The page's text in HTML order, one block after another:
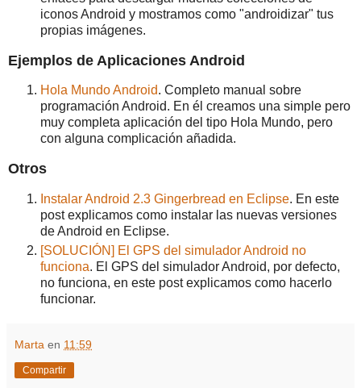
iconos Android y mostramos como "androidizar" tus
propias imágenes.
Ejemplos de Aplicaciones Android
Hola Mundo Android. Completo manual sobre
programación Android. En él creamos una simple pero
muy completa aplicación del tipo Hola Mundo, pero
con alguna complicación añadida.
Otros
Instalar Android 2.3 Gingerbread en Eclipse. En este
post explicamos como instalar las nuevas versiones
de Android en Eclipse.
[SOLUCIÓN] El GPS del simulador Android no
funciona. El GPS del simulador Android, por defecto,
no funciona, en este post explicamos como hacerlo
funcionar.
Marta en 11:59
Compartir